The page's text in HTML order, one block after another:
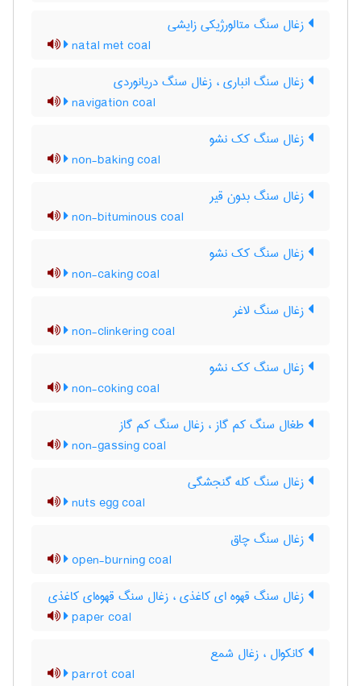
زغال سنگ متالورژیکی زایشی
natal met coal
زغال سنگ انباری ، زغال سنگ دریانوردی
navigation coal
زغال سنگ کک نشو
non-baking coal
زغال سنگ بدون قیر
non-bituminous coal
زغال سنگ کک نشو
non-caking coal
زغال سنگ لاغر
non-clinkering coal
زغال سنگ کک نشو
non-coking coal
طغال سنگ کم گاز ، زغال سنگ کم گاز
non-gassing coal
زغال سنگ کله گنجشگی
nuts egg coal
زغال سنگ چاق
open-burning coal
زغال سنگ قهوه ای کاغذی ، زغال سنگ قهوه‌ای کاغذی
paper coal
کانکوال ، زغال شمع
parrot coal